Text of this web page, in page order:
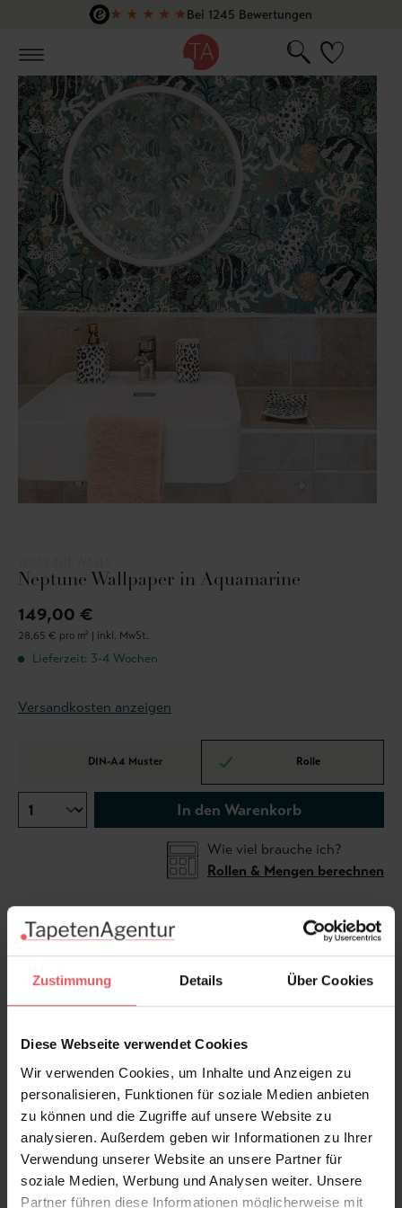
Zustimmung Details Über Cookies
Diese Webseite verwendet Cookies
Wir verwenden Cookies, um Inhalte und Anzeigen zu
personalisieren, Funktionen für soziale Medien anbieten
zu können und die Zugriffe auf unsere Website zu
analysieren. Außerdem geben wir Informationen zu Ihrer
Verwendung unserer Website an unsere Partner für
soziale Medien, Werbung und Analysen weiter. Unsere
Partner führen diese Informationen möglicherweise mit
Zum Hauptinhalt springen
★ ★ ★ ★ ★Bei 1245 Bewertungen
Neptune Wallpaper in Aquamarine
149,00 €
28,65 € pro m² | inkl. MwSt.
Lieferzeit: 3-4 Wochen
Versandkosten anzeigen
DIN-A4 Muster Rolle
In den Warenkorb
Wie viel brauche ich?
Rollen & Mengen berechnen
Namen vom römischen Gott des Meeres und ist ein
fröhlicher „Unterwasser“-Druck, der eines der
zeigt bunte Korallen, Algen und wunderschöne
in Grün-Blau gehalten. Dies ist der perfekte
Badezimmerdruck! Kombinieren Sie es mit schwarzen
Fliesen und goldenen Oberflächen.
Produktdetails